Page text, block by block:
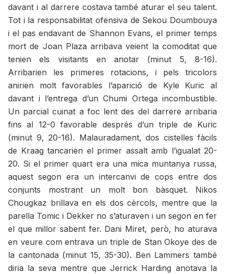
davant i al darrere costava també aturar el seu talent.
Tot i la responsabilitat ofensiva de Sekou Doumbouya
i el pas endavant de Shannon Evans, el primer temps
mort de Joan Plaza arribava veient la comoditat que
tenien els visitants en anotar (minut 5, 8-16).
Arribarien les primeres rotacions, i pels tricolors
anirien molt favorables l’aparició de Kyle Kuric al
davant i l’entrega d’un Chumi Ortega incombustible.
Un parcial cuinat a foc lent des del darrere arribaria
fins al 12-0 favorable després d’un triple de Kuric
(minut 9, 20-16). Malauradament, dos cistelles fàcils
de Kraag tancarien el primer assalt amb l’igualat 20-
20. Si el primer quart era una mica muntanya russa,
aquest segon era un intercanvi de cops entre dos
conjunts mostrant un molt bon bàsquet. Nikos
Chougkaz brillava en els dos cèrcols, mentre que la
parella Tomic i Dekker no s’aturaven i un segon en fer
el que millor sabent fer. Dani Miret, però, ho aturava
en veure com entrava un triple de Stan Okoye des de
la cantonada (minut 15, 35-30). Ben Lammers també
diria la seva mentre que Jerrick Harding anotava la